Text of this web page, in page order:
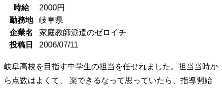
時給
2000円
勤務地
岐阜県
企業名
家庭教師派遣のゼロイチ
投稿日
2006/07/11
岐阜高校を目指す中学生の担当を任せれました。担当当時か
ら点数はよくて、 楽できるなって思っていたら、指導開始